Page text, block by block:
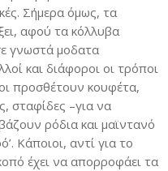
Σήμερα όμως, τα
αφού τα κόλλυβα
γνωστά μοδατα
και διάφοροι οι τρόποι
προσθέτουν κουφέτα,
σταφίδες –για να
ρόδια και μαϊντανό
Κάποιοι, αντί για το
έχει να απορροφάει τα